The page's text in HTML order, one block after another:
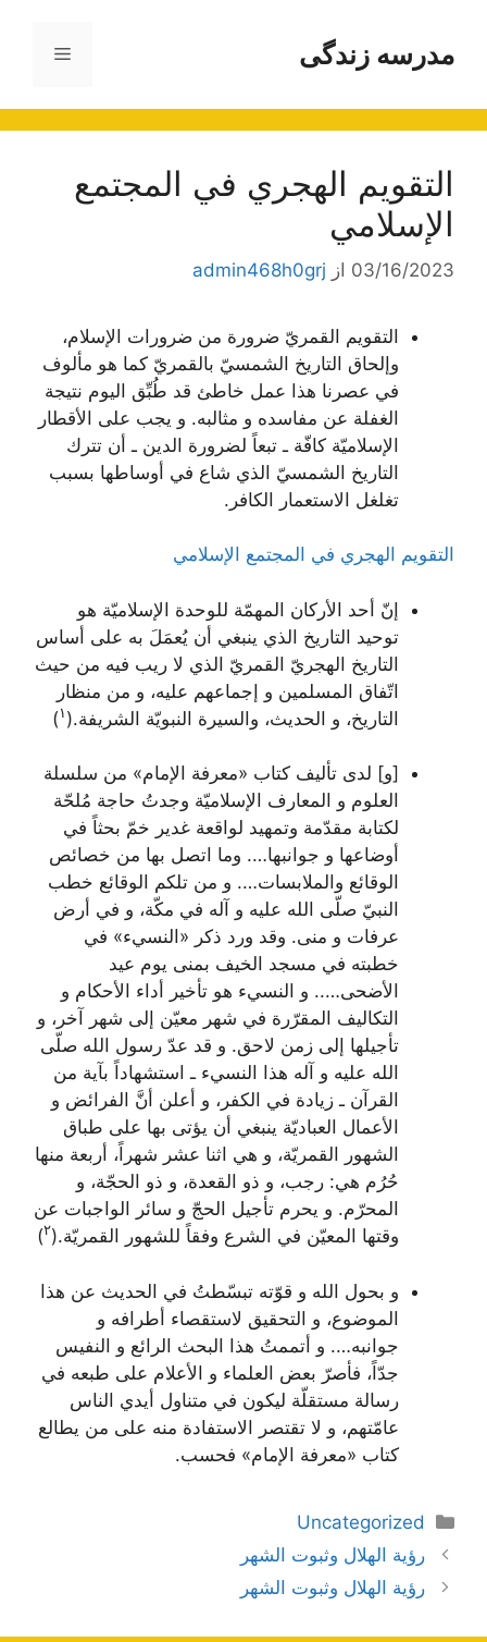
محتوامدرسه زندگی فهرست
التقويم الهجري في المجتمع
الإسلامي
03/16/2023 از admin468h0grj
التقويم القمريّ ضرورة من ضرورات الإسلام،
وإلحاق التاريخ الشمسيّ بالقمريّ كما هو مألوف
في عصرنا هذا عمل خاطئ قد طُبِّق اليوم نتيجة
الغفلة عن مفاسده و مثالبه. و يجب على الأقطار
الإسلاميّة كافّة ـ تبعاً لضرورة الدين ـ أن تترك
التاريخ الشمسيّ الذي شاع في أوساطها بسبب
تغلغل الاستعمار الكافر.
التقويم الهجري في المجتمع الإسلامي
إنّ أحد الأركان المهمّة للوحدة الإسلاميّة هو
توحيد التاريخ الذي ينبغي أن يُعمَلَ به على أساس
التاريخ الهجريّ القمريّ الذي لا ريب فيه من حيث
اتّفاق المسلمين و إجماعهم عليه، و من منظار
التاريخ، و الحديث، والسيرة النبويّة الشريفة.( ۱)
[و] لدى تأليف كتاب «معرفة الإمام» من سلسلة
العلوم و المعارف الإسلاميّة وجدتُ حاجة مُلحّة
لكتابة مقدّمة وتمهيد لواقعة غدير خمّ بحثاً في
أوضاعها و جوانبها…. وما اتصل بها من خصائص
الوقائع والملابسات…. و من تلكم الوقائع خطب
النبيّ صلّى الله عليه و آله في مكّة، و في أرض
عرفات و منى. وقد ورد ذكر «النسيء» في
خطبته في مسجد الخيف بمنى يوم عيد
الأضحى….. و النسيء هو تأخير أداء الأحكام و
التكاليف المقرّرة في شهر معيّن إلى شهر آخر، و
تأجيلها إلى زمن لاحق. و قد عدّ رسول الله صلّى
الله عليه و آله هذا النسيء ـ استشهاداً بآية من
القرآن ـ زيادة في الكفر، و أعلن أنَّ الفرائض و
الأعمال العباديّة ينبغي أن يؤتى بها على طباق
الشهور القمريّة، و هي اثنا عشر شهراً، أربعة منها
حُرُم هي: رجب، و ذو القعدة، و ذو الحجّة، و
المحرّم. و يحرم تأجيل الحجّ و سائر الواجبات عن
وقتها المعيّن في الشرع وفقاً للشهور القمريّة.(٢)
و بحول الله و قوّته تبسّطتُ في الحديث عن هذا
الموضوع، و التحقيق لاستقصاء أطرافه و
جوانبه‏…. و أتممتُ هذا البحث الرائع و النفيس
جدّاً، فأصرّ بعض العلماء و الأعلام على طبعه في
رسالة مستقلّة ليكون في متناول أيدي الناس
عامّتهم، و لا تقتصر الاستفادة منه على من يطالع
كتاب «معرفة الإمام» فحسب.
دسته‌ها
Uncategorized
ناوبری
نوشته‌ها
رؤية الهلال وثبوت الشهر
رؤية الهلال وثبوت الشهر